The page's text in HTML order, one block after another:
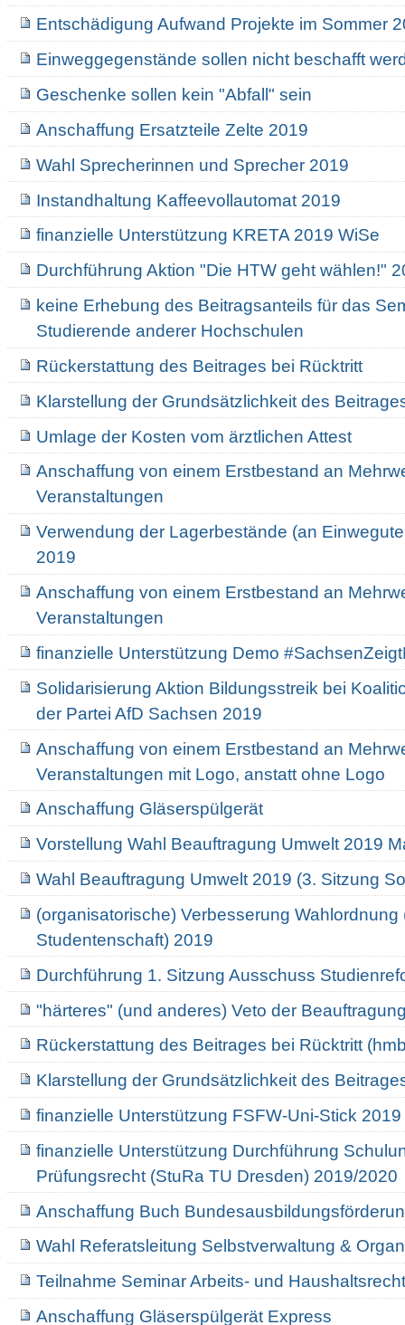
Entschädigung Aufwand Projekte im Sommer
Einweggegenstände sollen nicht beschafft
Geschenke sollen kein "Abfall" sein
Anschaffung Ersatzteile Zelte 2019
Wahl Sprecherinnen und Sprecher 2019
Instandhaltung Kaffeevollautomat 2019
finanzielle Unterstützung KRETA 2019 WiSe
Durchführung Aktion "Die HTW geht wählen!"
keine Erhebung des Beitragsanteils für das
Studierende anderer Hochschulen
Rückerstattung des Beitrages bei Rücktritt
Klarstellung der Grundsätzlichkeit des
Umlage der Kosten vom ärztlichen Attest
Anschaffung von einem Erstbestand an
Veranstaltungen
Verwendung der Lagerbestände (an
2019
Anschaffung von einem Erstbestand an
Veranstaltungen
finanzielle Unterstützung Demo
Solidarisierung Aktion Bildungsstreik bei
der Partei AfD Sachsen 2019
Anschaffung von einem Erstbestand an
Veranstaltungen mit Logo, anstatt ohne Logo
Anschaffung Gläserspülgerät
Vorstellung Wahl Beauftragung Umwelt 2019
Wahl Beauftragung Umwelt 2019 (3. Sitzung
(organisatorische) Verbesserung
Studentenschaft) 2019
Durchführung 1. Sitzung Ausschuss
"härteres" (und anderes) Veto der
Rückerstattung des Beitrages bei Rücktritt
Klarstellung der Grundsätzlichkeit des
finanzielle Unterstützung FSFW-Uni-Stick 2019
finanzielle Unterstützung Durchführung
Prüfungsrecht (StuRa TU Dresden) 2019/2020
Anschaffung Buch
Wahl Referatsleitung Selbstverwaltung &
Teilnahme Seminar Arbeits- und
Anschaffung Gläserspülgerät Express